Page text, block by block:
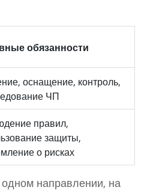
обязанности
оснащение, контроль,
ЧП
правил,
защиты,
о рисках
направлении, на